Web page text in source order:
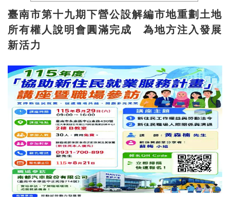
臺南市第十九期下營公設解編市地重劃土地
所有權人說明會圓滿完成 為地方注入發展
新活力